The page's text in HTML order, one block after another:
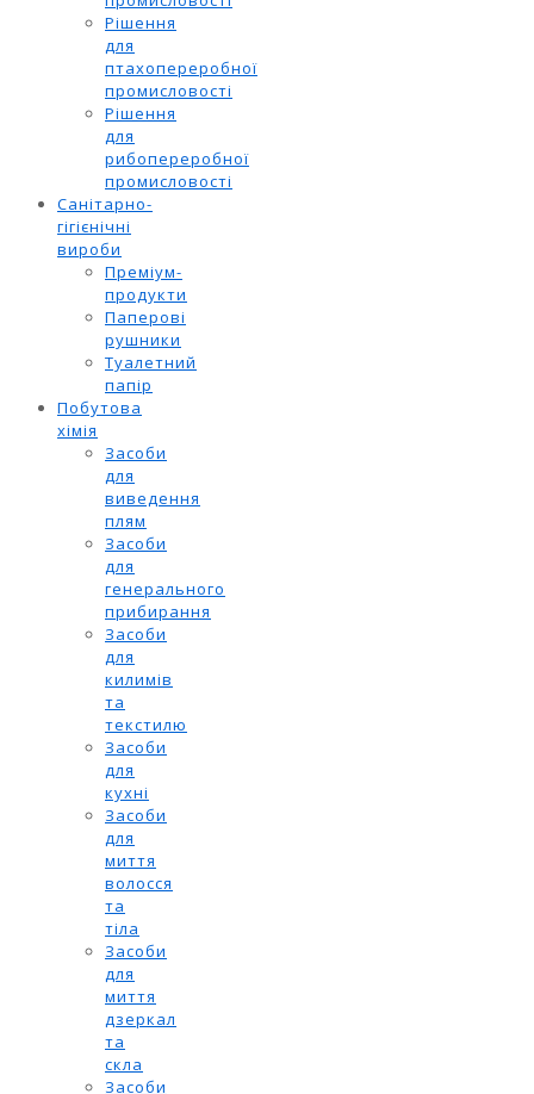
Рішення
для
птахопереробної
промисловості
Рішення
для
рибопереробної
промисловості
Санітарно-
гігієнічні
вироби
Преміум-
продукти
Паперові
рушники
Туалетний
папір
Побутова
хімія
Засоби
для
виведення
плям
Засоби
для
генерального
прибирання
Засоби
для
килимів
та
текстилю
Засоби
для
кухні
Засоби
для
миття
волосся
та
тіла
Засоби
для
миття
дзеркал
та
скла
Засоби